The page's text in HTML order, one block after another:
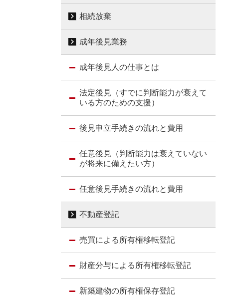
相続放棄
成年後見業務
成年後見人の仕事とは
法定後見（すでに判断能力が衰えて
いる方のための支援）
後見申立手続きの流れと費用
任意後見（判断能力は衰えていない
が将来に備えたい方）
任意後見手続きの流れと費用
不動産登記
売買による所有権移転登記
財産分与による所有権移転登記
新築建物の所有権保存登記